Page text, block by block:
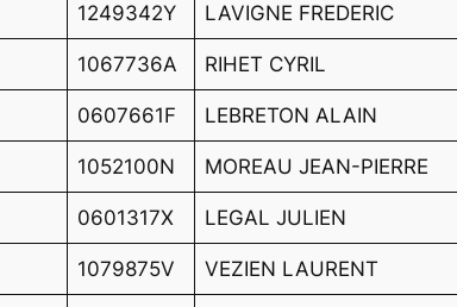
1249342Y LAVIGNE FREDERIC
1067736A RIHET CYRIL
0607661F LEBRETON ALAIN
1052100N MOREAU JEAN-PIERRE
0601317X LEGAL JULIEN
1079875V VEZIEN LAURENT